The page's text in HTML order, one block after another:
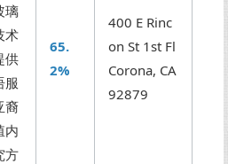
璃
术
供
服
裔
内
方
65.
2%
400 E Rinc
on St 1st Fl
Corona, CA
92879